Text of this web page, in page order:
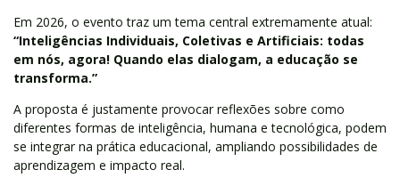
Em 2026, o evento traz um tema central extremamente atual:
“Inteligências Individuais, Coletivas e Artificiais: todas
em nós, agora! Quando elas dialogam, a educação se
transforma.”
A proposta é justamente provocar reflexões sobre como
diferentes formas de inteligência, humana e tecnológica, podem
se integrar na prática educacional, ampliando possibilidades de
aprendizagem e impacto real.